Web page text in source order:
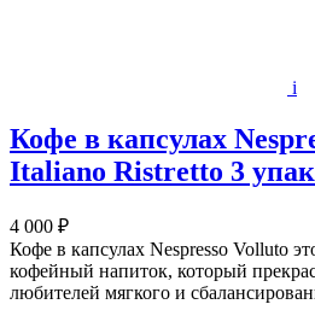
i
Кофе в капсулах
Italiano Ristretto 3
4 000 ₽
Кофе в капсулах Nespresso Volluto
кофейный напиток, который
любителей мягкого и